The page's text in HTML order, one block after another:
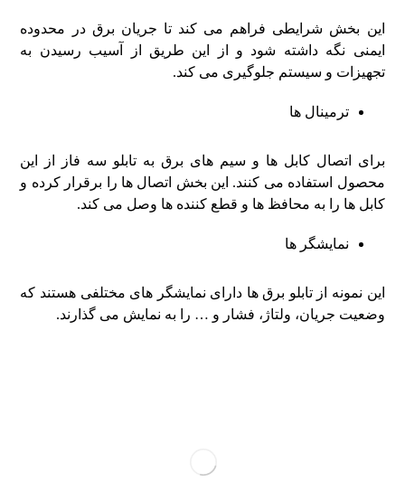
این بخش شرایطی فراهم می کند تا جریان برق در محدوده
ایمنی نگه داشته شود و از این طریق از آسیب رسیدن به
تجهیزات و سیستم جلوگیری می کند.
ترمینال ها
برای اتصال کابل ها و سیم های برق به تابلو سه فاز از این
محصول استفاده می کنند. این بخش اتصال ها را برقرار کرده و
کابل ها را به محافظ ها و قطع کننده ها وصل می کند.
نمایشگر ها
این نمونه از تابلو برق ها دارای نمایشگر های مختلفی هستند که
وضعیت جریان، ولتاژ، فشار و … را به نمایش می گذارند.